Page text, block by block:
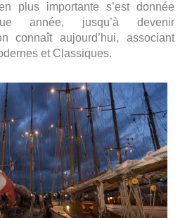
plus importante s’est donnée
année, jusqu’à devenir
connaît aujourd’hui, associant
et Classiques.